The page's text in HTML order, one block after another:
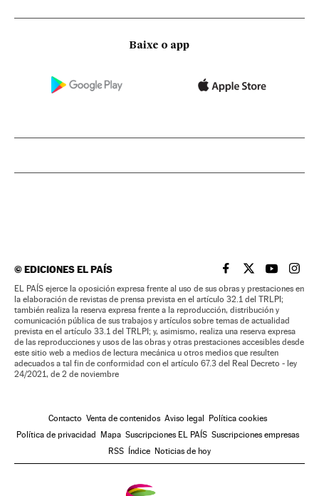
Baixe o app
©EDICIONES EL PAÍS EL PAÍS BRASIL EN
EL PAÍSEL PAÍS
EL
EL PAÍS ejerce la oposición expresa frente al uso de sus obras y prestaciones en
la elaboración de revistas de prensa prevista en el artículo 32.1 del TRLPI;
también realiza la reserva expresa frente a la reproducción, distribución y
comunicación pública de sus trabajos y artículos sobre temas de actualidad
prevista en el artículo 33.1 del TRLPI; y, asimismo, realiza una reserva expresa
de las reproducciones y usos de las obras y otras prestaciones accesibles desde
este sitio web a medios de lectura mecánica u otros medios que resulten
adecuados a tal fin de conformidad con el artículo 67.3 del Real Decreto - ley
24/2021, de 2 de noviembre
Contacto Venta de contenidos Aviso legal Política cookies
Política de privacidad Mapa Suscripciones EL PAÍS Suscripciones empresas
RSS Índice Noticias de hoy